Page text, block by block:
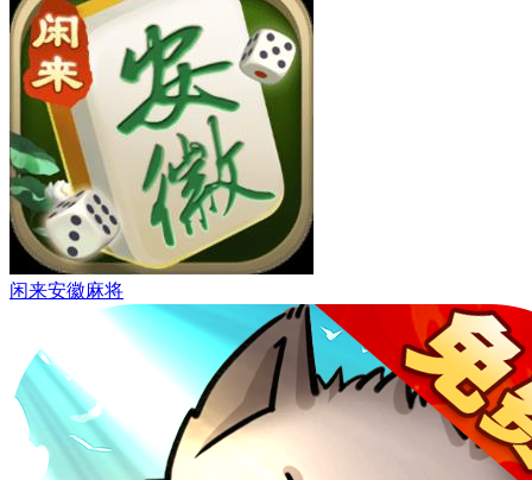
闲来安徽麻将